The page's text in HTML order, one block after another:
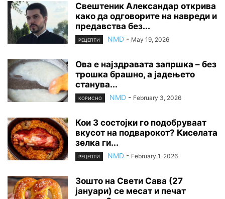
Свештеник Александар открива
како да одговорите на навреди и
предавства без...
РЕЦЕПТИ NMD - May 19, 2026
Ова е најздравата запршка – без
трошка брашно, а јадењето
станува...
КОРИСНО NMD - February 3, 2026
Кои 3 состојки го подобруваат
вкусот на подварокот? Киселата
зелка ги...
РЕЦЕПТИ NMD - February 1, 2026
Зошто на Свети Сава (27
јануари) се месат и печат